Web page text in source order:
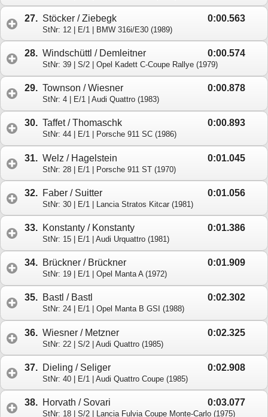
27. 0:00.563
Stöcker / Ziebegk
StNr: 12 | E/1 | BMW 316i/E30 (1989)
28. 0:00.574
Windschüttl / Demleitner
StNr: 39 | S/2 | Opel Kadett C-Coupe Rallye (1979)
29. 0:00.878
Townson / Wiesner
StNr: 4 | E/1 | Audi Quattro (1983)
30. 0:00.893
Taffet / Thomaschk
StNr: 44 | E/1 | Porsche 911 SC (1986)
31. 0:01.045
Welz / Hagelstein
StNr: 28 | E/1 | Porsche 911 ST (1970)
32. 0:01.056
Faber / Suitter
StNr: 30 | E/1 | Lancia Stratos Kitcar (1981)
33. 0:01.386
Konstanty / Konstanty
StNr: 15 | E/1 | Audi Urquattro (1981)
34. 0:01.909
Brückner / Brückner
StNr: 19 | E/1 | Opel Manta A (1972)
35. 0:02.302
Bastl / Bastl
StNr: 24 | E/1 | Opel Manta B GSI (1988)
36. 0:02.325
Wiesner / Metzner
StNr: 22 | S/2 | Audi Quattro (1985)
37. 0:02.908
Dieling / Seliger
StNr: 40 | E/1 | Audi Quattro Coupe (1985)
38. 0:03.077
Horvath / Sovari
StNr: 18 | S/2 | Lancia Fulvia Coupe Monte-Carlo (1975)